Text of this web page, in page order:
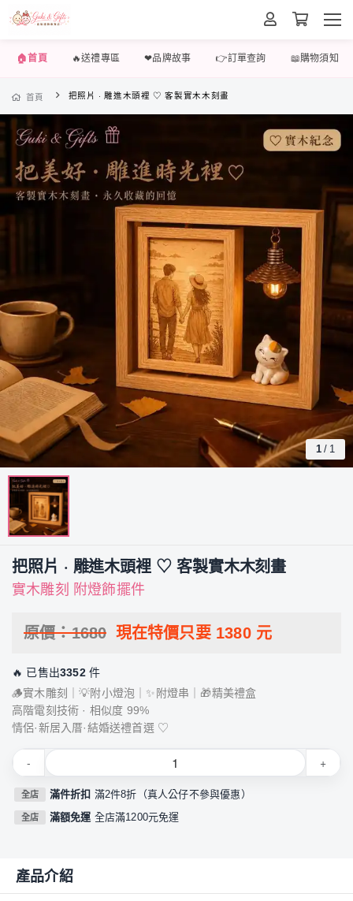
🏠首頁 🔥送禮專區 ❤品牌故事 👉訂單查詢 📖購物須知
首頁 把照片 · 雕進木頭裡 ♡ 客製實木木刻畫
1 / 1
把照片 · 雕進木頭裡 ♡ 客製實木木刻畫
實木雕刻 附燈飾擺件
原價：1680 現在特價只要 1380元
🔥 已售出3352件
🪵實木雕刻｜💡附小燈泡｜✨附燈串｜🎁精美禮盒
高階電刻技術 · 相似度 99%
情侶·新居入厝·結婚送禮首選 ♡
- +
全店 滿件折扣 滿2件8折（真人公仔不參與優惠）
全店 滿額免運 全店滿1200元免運
產品介紹